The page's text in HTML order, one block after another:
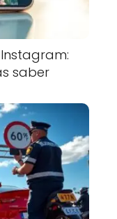
saber